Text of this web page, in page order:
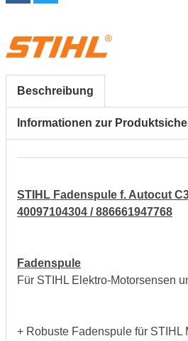
Beschreibung
Informationen zur
STIHL Fadenspule f. Autocut
40097104304 / 886661947768
Fadenspule
Für STIHL Elektro-Motorsensen
+ Robuste Fadenspule für STIHL